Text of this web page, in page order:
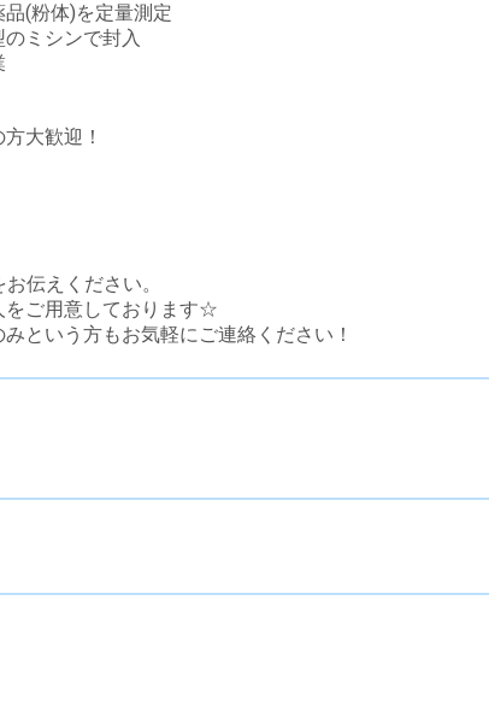
品(粉体)を定量測定
のミシンで封入
大歓迎！
伝えください。
ご用意しております☆
という方もお気軽にご連絡ください！